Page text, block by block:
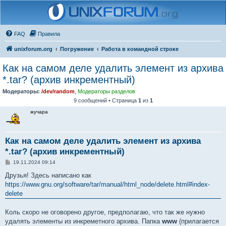
FAQ Правила
unixforum.org Погружение Работа в командной строке
Как на самом деле удалить элемент из архива
*.tar? (архив инкрементный)
Модераторы: /dev/random Модераторы разделов
9 сообщений • Страница 1 из 1
жучара
Как на самом деле удалить элемент из архива
*.tar? (архив инкрементный)
С
о
б
щ
е
н
е
19.11.2024 09:14
Друзья! Здесь написано как
https://www.gnu.org/software/tar/manual/html_node/delete.html#index-
delete
Коль скоро не оговорено другое, предполагаю, что так же нужно
удалять элементы из инкреметного архива. Папка www (прилагается